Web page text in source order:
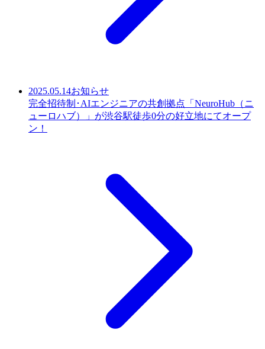
2025.05.14お知らせ
完全招待制･AIエンジニアの共創拠点「NeuroHub（ニ
ューロハブ）」が渋谷駅徒歩0分の好立地にてオープ
ン！